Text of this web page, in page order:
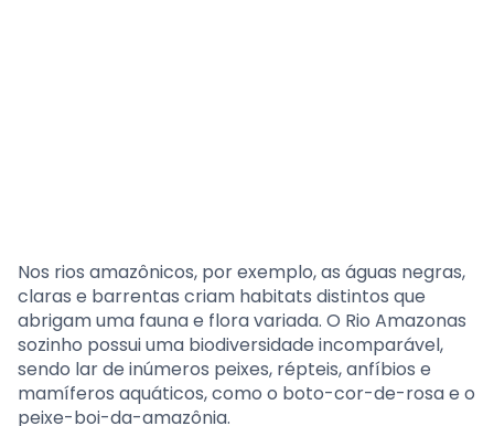
Nos rios amazônicos, por exemplo, as águas negras,
claras e barrentas criam habitats distintos que
abrigam uma fauna e flora variada. O Rio Amazonas
sozinho possui uma biodiversidade incomparável,
sendo lar de inúmeros peixes, répteis, anfíbios e
mamíferos aquáticos, como o boto-cor-de-rosa e o
peixe-boi-da-amazônia.